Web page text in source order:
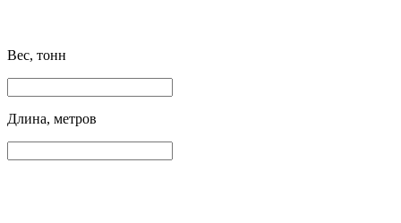
Вес, тонн
Длина, метров